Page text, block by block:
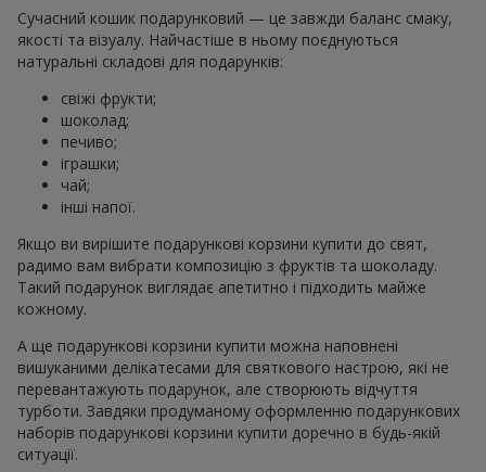
Сучасний кошик подарунковий — це завжди баланс смаку,
якості та візуалу. Найчастіше в ньому поєднуються
натуральні складові для подарунків:
свіжі фрукти;
шоколад;
печиво;
іграшки;
чай;
інші напої.
Якщо ви вирішите подарункові корзини купити до свят,
радимо вам вибрати композицію з фруктів та шоколаду.
Такий подарунок виглядає апетитно і підходить майже
кожному.
А ще подарункові корзини купити можна наповнені
вишуканими делікатесами для святкового настрою, які не
перевантажують подарунок, але створюють відчуття
турботи. Завдяки продуманому оформленню подарункових
наборів подарункові корзини купити доречно в будь-якій
ситуації.